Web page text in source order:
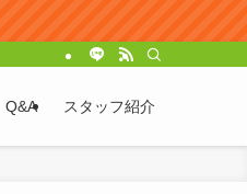
Q&A スタッフ紹介